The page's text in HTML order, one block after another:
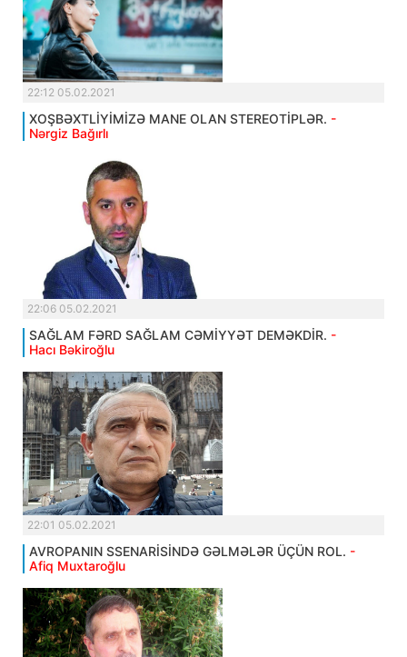
22:12 05.02.2021
XOŞBƏXTLİYİMİZƏ MANE OLAN STEREOTİPLƏR. -
Nərgiz Bağırlı
22:06 05.02.2021
SAĞLAM FƏRD SAĞLAM CƏMİYYƏT DEMƏKDİR. -
Hacı Bəkiroğlu
22:01 05.02.2021
AVROPANIN SSENARİSİNDƏ GƏLMƏLƏR ÜÇÜN ROL. -
Afiq Muxtaroğlu